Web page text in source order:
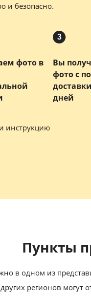
и безопасно.
фото в
3
Вы
фото с
дней
инструкцию
Пункты
в одном из
регионов